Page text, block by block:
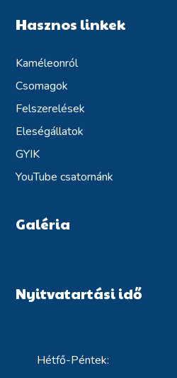
Hasznos linkek
Kaméleonról
Csomagok
Felszerelések
Eleségállatok
GYIK
YouTube csatornánk
Galéria
Nyitvatartási idő
Hétfő-Péntek: